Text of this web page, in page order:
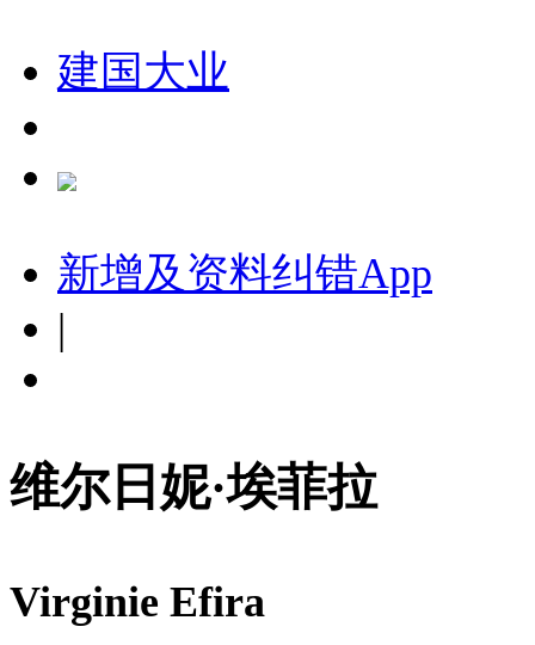
建国大业
新增及资料纠错App
|
维尔日妮·埃菲拉
Virginie Efira